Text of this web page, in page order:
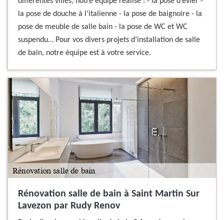
la pose de douche à l’italienne - la pose de baignoire - la
pose de meuble de salle bain - la pose de WC et WC
suspendu… Pour vos divers projets d’installation de salle
de bain, notre équipe est à votre service.
Rénovation salle de bain à Saint Martin Sur
Lavezon par Rudy Renov